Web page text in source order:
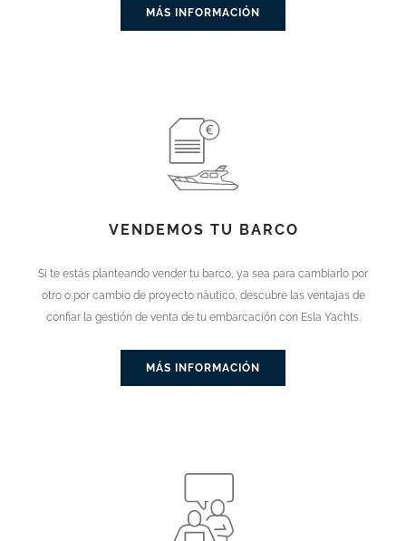
MÁS INFORMACIÓN
VENDEMOS TU BARCO
Si te estás planteando vender tu barco, ya sea para cambiarlo por
otro o por cambio de proyecto náutico, descubre las ventajas de
confiar la gestión de venta de tu embarcación con Esla Yachts.
MÁS INFORMACIÓN